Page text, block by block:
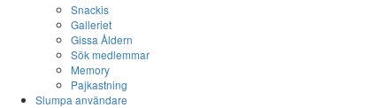
Snackis
Galleriet
Gissa Åldern
Sök medlemmar
Memory
Pajkastning
Slumpa användare